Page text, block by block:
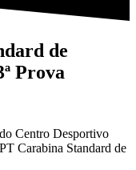
de
Prova
Centro Desportivo
Carabina Standard de